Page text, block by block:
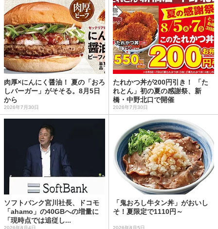
肉厚×にんにく醤油！ 夏の「おろ
しバーガー」がそそる。8月5日
から
2026年7月30日
たれかつ丼が200円引き！ 「た
れとん」初の夏の感謝祭、新
橋・中野北口で開催
2026年7月30日
ソフトバンク宮川社長、ドコモ
「ahamo」の40GBへの増量に
「現時点では追従し...
2026年8月4日
「鬼おろし牛タン丼」がおいし
そ！夏限定で1110円～
2026年8月5日